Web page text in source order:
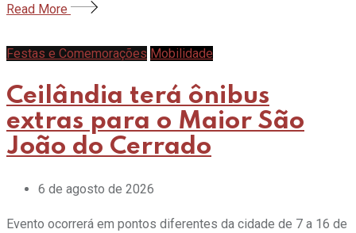
Read More
Festas e Comemorações Mobilidade
Ceilândia terá ônibus
extras para o Maior São
João do Cerrado
6 de agosto de 2026
Evento ocorrerá em pontos diferentes da cidade de 7 a 16 de